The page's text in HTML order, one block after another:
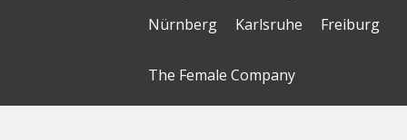
Nürnberg
Karlsruhe Freiburg
The Female Company
Creditshelf
HTGF
Vialytics